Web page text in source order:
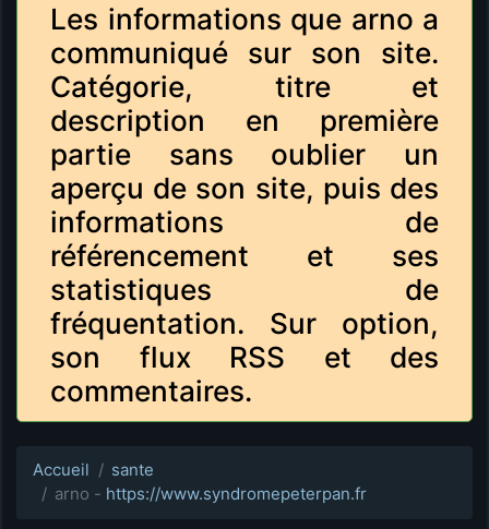
Les informations que arno a
communiqué sur son site.
Catégorie, titre et
description en première
partie sans oublier un
aperçu de son site, puis des
informations de
référencement et ses
statistiques de
fréquentation. Sur option,
son flux RSS et des
commentaires.
Accueil
sante
arno - https://www.syndromepeterpan.fr